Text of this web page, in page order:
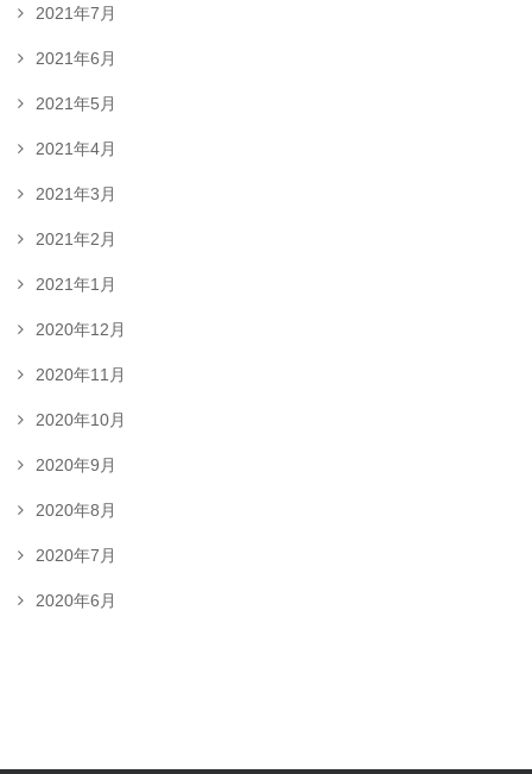
2021年7月
2021年6月
2021年5月
2021年4月
2021年3月
2021年2月
2021年1月
2020年12月
2020年11月
2020年10月
2020年9月
2020年8月
2020年7月
2020年6月